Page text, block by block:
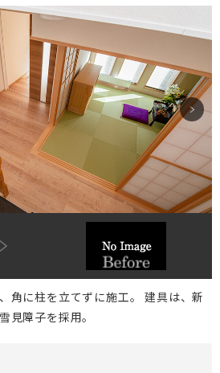
請求はこちら
033
積り・お問合わせ
角に柱を立てずに施工。 建具は、新
見障子を採用。